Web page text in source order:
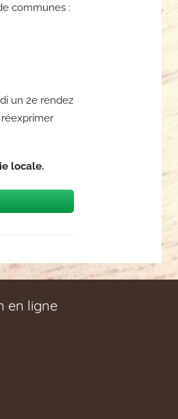
communes :
un 2e rendez
locale.
en ligne